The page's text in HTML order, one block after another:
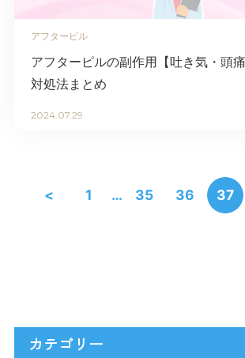
アフターピル
アフターピルの副作用【吐き気・頭
対処法まとめ
2024.07.29
< 1 … 35 36 37
カテゴリー